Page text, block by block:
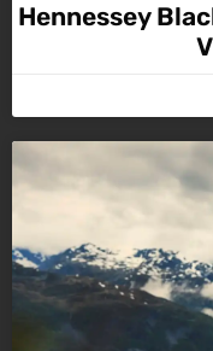
Hennessey